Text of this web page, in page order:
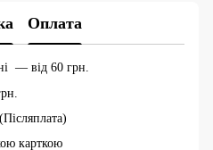
Оплата
— від 60 грн.
карткою